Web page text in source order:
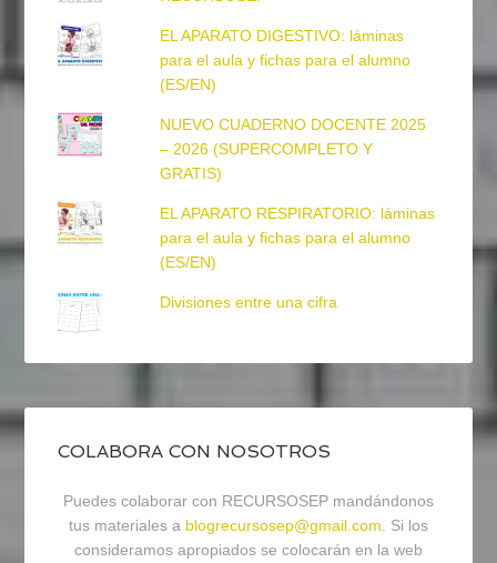
EL APARATO DIGESTIVO: láminas
para el aula y fichas para el alumno
(ES/EN)
NUEVO CUADERNO DOCENTE 2025
– 2026 (SUPERCOMPLETO Y
GRATIS)
EL APARATO RESPIRATORIO: láminas
para el aula y fichas para el alumno
(ES/EN)
Divisiones entre una cifra
COLABORA CON NOSOTROS
Puedes colaborar con RECURSOSEP mandándonos
tus materiales a blogrecursosep@gmail.com. Si los
consideramos apropiados se colocarán en la web